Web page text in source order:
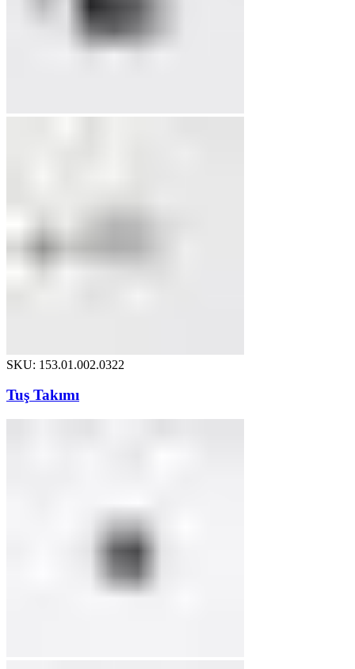
SKU: 153.01.002.0322
Tuş Takımı